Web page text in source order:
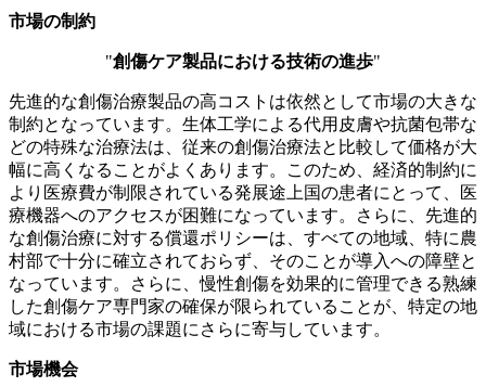
市場の制約
"創傷ケア製品における技術の進歩"
先進的な創傷治療製品の高コストは依然として市場の大きな
制約となっています。生体工学による代用皮膚や抗菌包帯な
どの特殊な治療法は、従来の創傷治療法と比較して価格が大
幅に高くなることがよくあります。このため、経済的制約に
より医療費が制限されている発展途上国の患者にとって、医
療機器へのアクセスが困難になっています。さらに、先進的
な創傷治療に対する償還ポリシーは、すべての地域、特に農
村部で十分に確立されておらず、そのことが導入への障壁と
なっています。さらに、慢性創傷を効果的に管理できる熟練
した創傷ケア専門家の確保が限られていることが、特定の地
域における市場の課題にさらに寄与しています。
市場機会